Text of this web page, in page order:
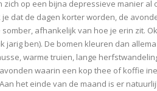
zich op een bijna depressieve manier al
dat de dagen korter worden, de
somber, afhankelijk van hoe je erin zit.
jarig ben). De bomen kleuren dan
warme truien, lange
waarin een kop thee of koffie
het einde van de maand is er